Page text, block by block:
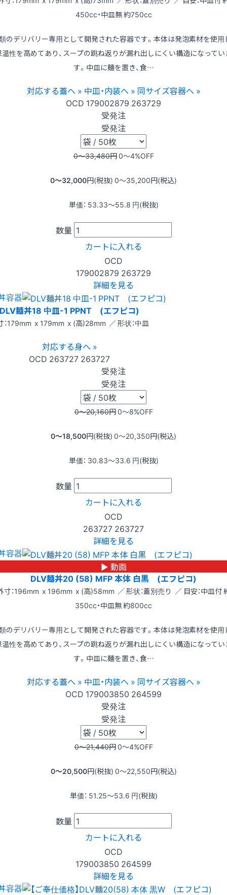
450cc・中皿無 約750cc
のデリバリー専用として開発された容器です。本体は発泡素材を使用
温性を高めてあり、スープの跳ね返りが漏れ出しにくい構造になってい
す。中皿に麺を置き、食…
対応する蓋へ » 中皿・内装へ » 同サイズ容器へ »
OCD 179002879 263729
受発注
受発注
0〜33,480円0〜4%OFF
0〜32,000円(税抜) 0〜35,200円(税込)
単価： 53.33〜55.8 円(税抜)
数量
カートに入れる
OCD
179002879 263729
詳細を見る
容器
DLV麺丼18 中皿-1 PPNT (エフピコ)
：179mm x 179mm x (高)28mm ／ 形状：中皿
対応する身へ »
OCD 263727 263727
受発注
受発注
0〜20,160円0〜8%OFF
0〜18,500円(税抜) 0〜20,350円(税込)
単価： 30.83〜33.6 円(税抜)
数量
カートに入れる
OCD
263727 263727
詳細を見る
容器
▶ 動画
DLV麺丼20 (58) MFP 本体 白黒 (エフピコ)
寸：196mm x 196mm x (高)58mm ／ 形状：蓋別売り ／ 目安：中皿付
350cc・中皿無 約800cc
のデリバリー専用として開発された容器です。本体は発泡素材を使用
温性を高めてあり、スープの跳ね返りが漏れ出しにくい構造になってい
す。中皿に麺を置き、食…
対応する蓋へ » 中皿・内装へ » 同サイズ容器へ »
OCD 179003850 264599
受発注
受発注
0〜21,440円0〜4%OFF
0〜20,500円(税抜) 0〜22,550円(税込)
単価： 51.25〜53.6 円(税抜)
数量
カートに入れる
OCD
179003850 264599
詳細を見る
容器